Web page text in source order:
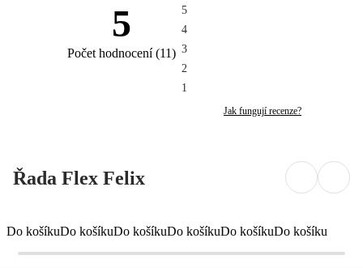
5
Počet hodnocení(11)
5
4
3
2
1
Jak fungují recenze?
Řada Flex Felix
Do košíkuDo košíkuDo košíkuDo košíkuDo košíkuDo košíku